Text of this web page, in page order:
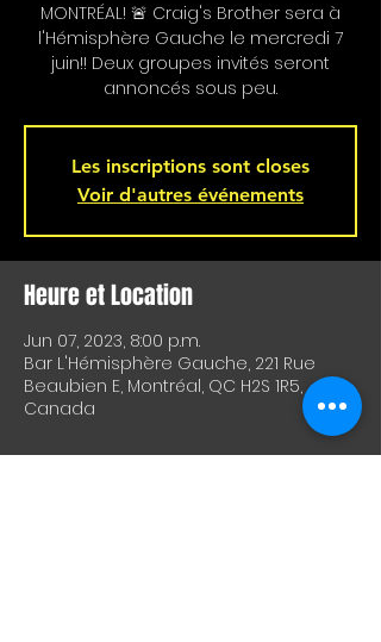
MONTRÉAL! 🚨 Craig's Brother sera à
l'Hémisphère Gauche le mercredi 7
juin!! Deux groupes invités seront
annoncés sous peu.
Les inscriptions sont closes
Voir d'autres événements
Heure et Location
Jun 07, 2023, 8:00 p.m.
Bar L'Hémisphère Gauche, 221 Rue
Beaubien E, Montréal, QC H2S 1R5,
Canada